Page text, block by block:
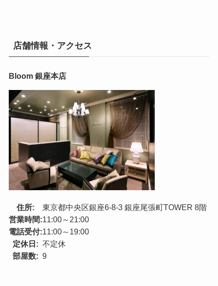
店舗情報・アクセス
Bloom 銀座本店
住所:
東京都中央区銀座6-8-3 銀座尾張町TOWER 8階
営業時間:11:00～21:00
電話受付:11:00～19:00
定休日: 不定休
部屋数: 9